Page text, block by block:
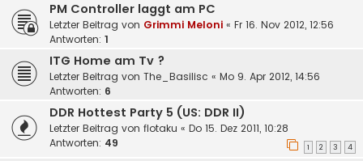
PM Controller laggt am PC
Letzter Beitrag von Grimmi Meloni « Fr 16. Nov 2012, 12:56
Antworten: 1
ITG Home am Tv ?
Letzter Beitrag von The_Basilisc « Mo 9. Apr 2012, 14:56
Antworten: 6
DDR Hottest Party 5 (US: DDR II)
Letzter Beitrag von flotaku « Do 15. Dez 2011, 10:28
Antworten: 49 1 2 3 4